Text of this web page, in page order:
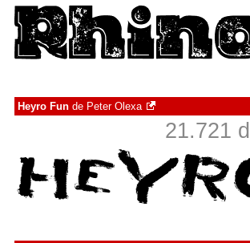
Heyro Fun de Peter Olexa
21.721